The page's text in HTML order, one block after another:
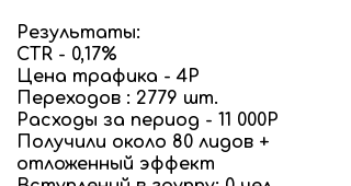
Результаты:
CTR - 0,17%
Цена трафика - 4Р
Переходов : 2779 шт.
Расходы за период - 11 000Р
Получили около 80 лидов +
отложенный эффект